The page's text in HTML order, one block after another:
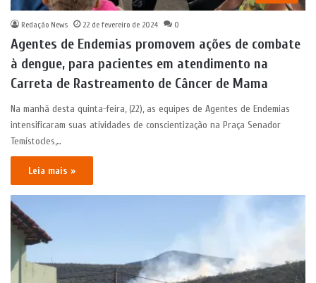
Redação News 22 de fevereiro de 2024 0
Agentes de Endemias promovem ações de combate
à dengue, para pacientes em atendimento na
Carreta de Rastreamento de Câncer de Mama
Na manhã desta quinta-feira, (22), as equipes de Agentes de Endemias
intensificaram suas atividades de conscientização na Praça Senador
Temístocles,…
Leia mais »